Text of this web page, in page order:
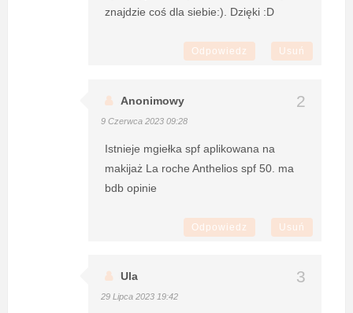
znajdzie coś dla siebie:). Dzięki :D
Odpowiedz Usuń
Anonimowy
9 Czerwca 2023 09:28
Istnieje mgiełka spf aplikowana na
makijaż La roche Anthelios spf 50. ma
bdb opinie
Odpowiedz Usuń
Ula
29 Lipca 2023 19:42